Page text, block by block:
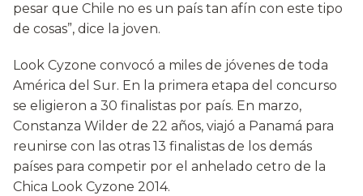
pesar que Chile no es un país tan afín con este tipo
de cosas”, dice la joven.
Look Cyzone convocó a miles de jóvenes de toda
América del Sur. En la primera etapa del concurso
se eligieron a 30 finalistas por país. En marzo,
Constanza Wilder de 22 años, viajó a Panamá para
reunirse con las otras 13 finalistas de los demás
países para competir por el anhelado cetro de la
Chica Look Cyzone 2014.